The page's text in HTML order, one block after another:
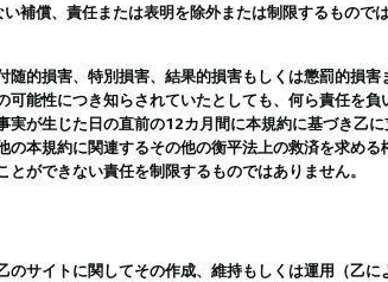
補償、責任または表明を除外または制限するものでは
的損害、特別損害、結果的損害もしくは懲罰的損害
能性につき知らされていたとしても、何ら責任を
が生じた日の直前の12カ月間に本規約に基づき乙
本規約に関連するその他の衡平法上の救済を求め
ができない責任を制限するものではありません。
サイトに関してその作成、維持もしくは運用（乙